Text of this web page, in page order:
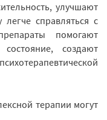
улучшают
легче справляться с
помогают
состояние, создают
терапии могут